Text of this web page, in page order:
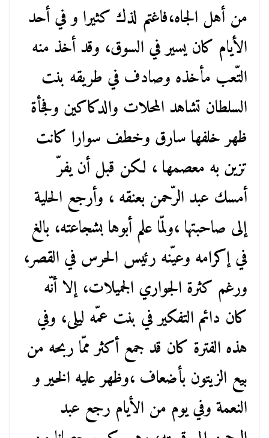
من أهل الجاه،فاغتم لذك كثيرا و في أحد
الأيام كان يسير في السوق، وقد أخذ منه
التّعب مأخذه وصادف في طريقه بنت
السلطان تشاهد المحلات والدكاكين وفجأة
ظهر خلفها سارق وخطف سوارا كانت
تزين به معصمها ، لكن قبل أن يفرّ
أمسك عبد الرّحمن بعنقه ، وأرجع الحلية
إلى صاحبتها ،ولمّا علم أبوها بشجاعته، بالغ
في إكرامه وعيّنه رئيس الحرس في القصر،
ورغم كثرة الجواري الجميلات، إلا أنّه
كان دائم التفكير في بنت عمّه ليلى، وفي
هذه الفترة كان قد جمع أكثر ممّا ربحه من
بيع الزيتون بأضعاف ،وظهر عليه الخير و
النعمة وفي يوم من الأيام رجع عبد